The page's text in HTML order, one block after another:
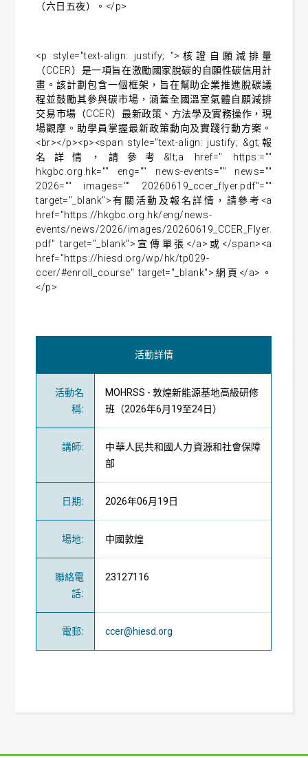
（六日五夜）。</p>
<p style="text-align: justify; ">核證自願減排量
（CCER）是一項旨在激勵國家脫碳的自願性碳信用計
畫。該計劃包含一個框架，旨在幫助企業推進脫碳議
程並鼓勵其參與碳市場，涵蓋全國溫室氣體自願減排
交易市場（CCER）最新政策、方法學及實務操作，現
場觀摩。助學員掌握最新政策動向及實踐行動方案。
<br></p><p><span style="text-align: justify; &gt;報
名詳情，請參考&lt;a href=" https:=""
hkgbc.org.hk="" eng="" news-events="" news=""
2026="" images="" 20260619_ccer_flyer.pdf"=""
target="_blank">有關活動及報名詳情，請參考<a
href="https://hkgbc.org.hk/eng/news-
events/news/2026/images/20260619_CCER_Flyer.
pdf" target="_blank">宣傳單張</a>或</span><a
href="https://hiesd.org/wp/hk/tp029-
ccer/#enroll_course" target="_blank">網頁</a>。
</p>
活動詳情
活動名
稱:
MOHRSS - 敦煌新能源基地高級研修
班（2026年6月19至24日）
講師:
中華人民共和國人力資源和社會保障
部
日期: 2026年06月19日
場地: 中國敦煌
聯絡電
話:
23127116
電郵: ccer@hiesd.org